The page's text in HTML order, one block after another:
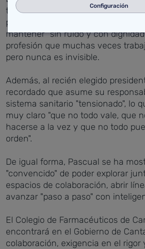
titular de Salud ha tenido palabras
presidenta saliente por sostener,
mantener "sin ruido y con
profesión que muchas veces
pero nunca es invisible.
Además, al recién elegido
recordado que asume su
sistema sanitario "tensionado", lo
muy claro "que no todo vale, que
hacerse a la vez y que no todo
orden".
De igual forma, Pascual se ha
"convencido" de poder explorar
espacios de colaboración, abrir
avanzar "paso a paso" con
El Colegio de Farmacéuticos de
encontrará en el Gobierno de
colaboración, exigencia en el rigor
Configuración